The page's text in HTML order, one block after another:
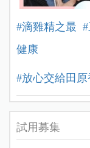
#滴雞精之最
健康
#放心交給田原
試用募集